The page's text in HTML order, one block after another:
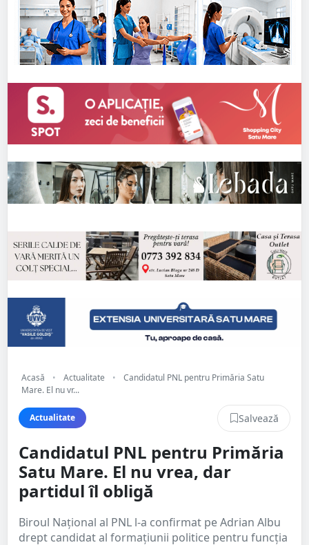
Acasă • Actualitate •
Candidatul PNL pentru Primăria Satu
Mare. El nu vr...
Actualitate Salvează
Candidatul PNL pentru Primăria
Satu Mare. El nu vrea, dar
partidul îl obligă
Biroul Național al PNL l-a confirmat pe Adrian Albu
drept candidat al formațiunii politice pentru funcția